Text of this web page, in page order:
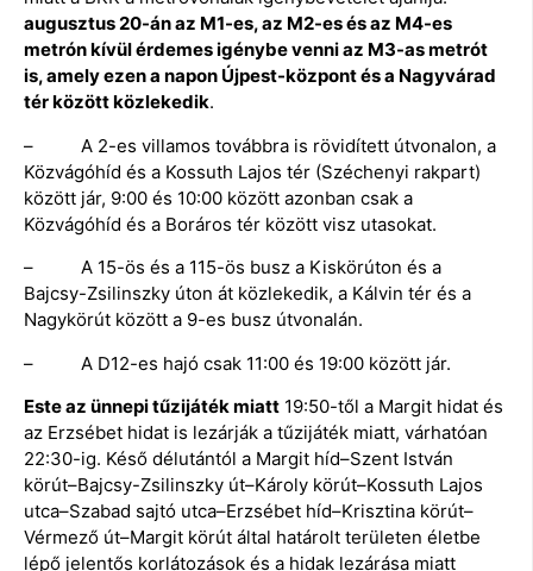
augusztus 20-án az M1-es, az M2-es és az M4-es
metrón kívül érdemes igénybe venni az M3-as metrót
is, amely ezen a napon Újpest-központ és a Nagyvárad
tér között közlekedik.
– A 2-es villamos továbbra is rövidített útvonalon, a
Közvágóhíd és a Kossuth Lajos tér (Széchenyi rakpart)
között jár, 9:00 és 10:00 között azonban csak a
Közvágóhíd és a Boráros tér között visz utasokat.
– A 15-ös és a 115-ös busz a Kiskörúton és a
Bajcsy-Zsilinszky úton át közlekedik, a Kálvin tér és a
Nagykörút között a 9-es busz útvonalán.
– A D12-es hajó csak 11:00 és 19:00 között jár.
Este az ünnepi tűzijáték miatt 19:50-től a Margit hidat és
az Erzsébet hidat is lezárják a tűzijáték miatt, várhatóan
22:30-ig. Késő délutántól a Margit híd–Szent István
körút–Bajcsy-Zsilinszky út–Károly körút–Kossuth Lajos
utca–Szabad sajtó utca–Erzsébet híd–Krisztina körút–
Vérmező út–Margit körút által határolt területen életbe
lépő jelentős korlátozások és a hidak lezárása miatt